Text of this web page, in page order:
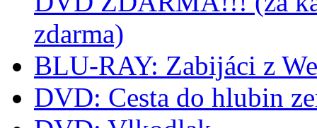
zdarma)
BLU-RAY: Zabijáci z
DVD: Cesta do hlubin